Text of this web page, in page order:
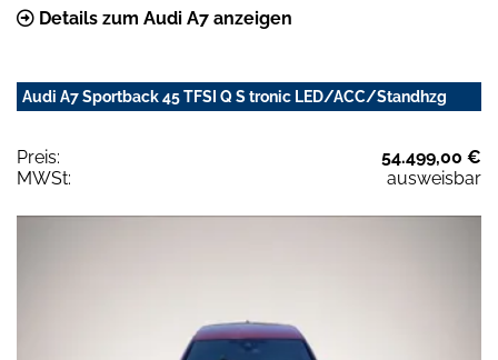
Details zum Audi A7 anzeigen
Audi A7 Sportback 45 TFSI Q S tronic LED/ACC/Standhzg
Preis:
54.499,00 €
MWSt:
ausweisbar